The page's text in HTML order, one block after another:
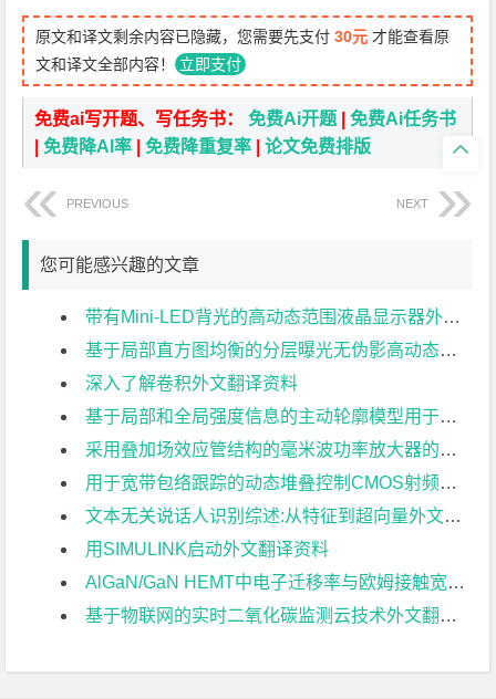
原文和译文剩余内容已隐藏，您需要先支付30元 才能查看原
文和译文全部内容！ 立即支付
免费ai写开题、写任务书：免费Ai开题 |免费Ai任务书
|免费降AI率 |免费降重复率 |论文免费排版
PREVIOUS NEXT
您可能感兴趣的文章
带有Mini-LED背光的高动态范围液晶显示器外文翻译资料
基于局部直方图均衡的分层曝光无伪影高动态范围成像外文翻译资料
深入了解卷积外文翻译资料
基于局部和全局强度信息的主动轮廓模型用于医学图像分割外文翻译资料
采用叠加场效应管结构的毫米波功率放大器的分析与设计外文翻译资料
用于宽带包络跟踪的动态堆叠控制CMOS射频功率放大器外文翻译资料
文本无关说话人识别综述:从特征到超向量外文翻译资料
用SIMULINK启动外文翻译资料
AlGaN/GaN HEMT中电子迁移率与欧姆接触宽度关系的研究外文翻译资料
基于物联网的实时二氧化碳监测云技术外文翻译资料
